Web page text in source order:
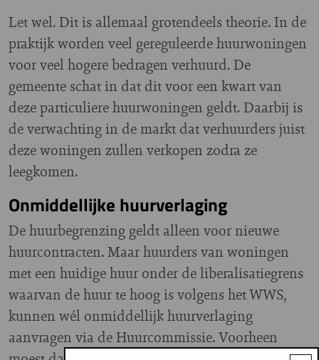
Let wel. Dit is allemaal grotendeels theorie. In de
praktijk worden veel gereguleerde huurwoningen
voor veel hogere bedragen verhuurd. De
gemeente schat in dat dit voor een kwart van
deze particuliere huurwoningen geldt. Daarbij is
de verwachting in de markt dat verhuurders juist
deze woningen zullen verkopen zodra ze
leegkomen.
Onmiddellijke huurverlaging
De huurbegrenzing geldt alleen voor nieuwe
huurcontracten. Maar huurders van woningen
met een huidige huur onder de liberalisatiegrens
waarvan de huur te hoog is volgens het WWS,
kunnen wél onmiddellijk huurverlaging
aanvragen via de Huurcommissie. Voorheen